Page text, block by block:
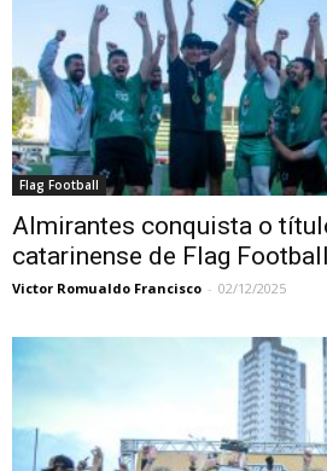
Flag Football
Almirantes conquista o
catarinense de Flag
Victor Romualdo Francisco - 02/12/2025